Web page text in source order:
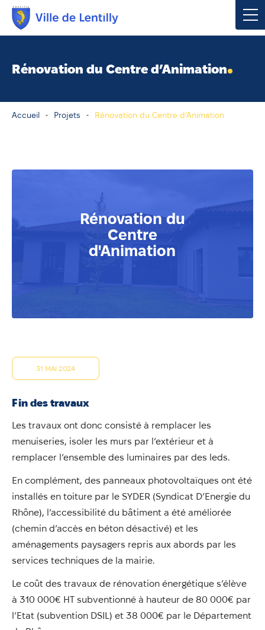
Rénovation du Centre d’Animation
Accueil Projets Rénovation du Centre d’Animation
Rénovation du
Centre
d'Animation
31 MAI 2024
Fin des travaux
Les travaux ont donc consisté à remplacer les
menuiseries, isoler les murs par l’extérieur et à
remplacer l’ensemble des luminaires par des leds.
En complément, des panneaux photovoltaïques ont été
installés en toiture par le SYDER (Syndicat D’Energie du
Rhône), l’accessibilité du bâtiment a été améliorée
(chemin d’accès en béton désactivé) et les
aménagements paysagers repris aux abords par les
services techniques de la mairie.
Le coût des travaux de rénovation énergétique s’élève
à 310 000€ HT subventionné à hauteur de 80 000€ par
l’Etat (subvention DSIL) et 38 000€ par le Département
Votre mairie
Urbanisme & Environnement
Contacter votre mairie
Publications